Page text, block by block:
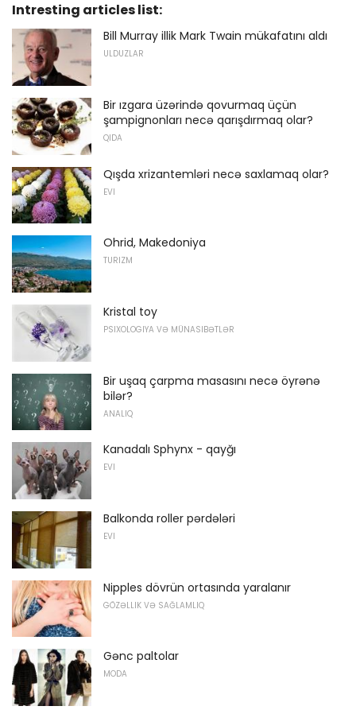
Intresting articles list:
Bill Murray illik Mark Twain mükafatını aldı
ULDUZLAR
Bir ızgara üzərində qovurmaq üçün
şampignonları necə qarışdırmaq olar?
QIDA
Qışda xrizantemləri necə saxlamaq olar?
EVI
Ohrid, Makedoniya
TURIZM
Kristal toy
PSIXOLOGIYA VƏ MÜNASIBƏTLƏR
Bir uşaq çarpma masasını necə öyrənə
bilər?
ANALIQ
Kanadalı Sphynx - qayğı
EVI
Balkonda roller pərdələri
EVI
Nipples dövrün ortasında yaralanır
GÖZƏLLIK VƏ SAĞLAMLIQ
Gənc paltolar
MODA